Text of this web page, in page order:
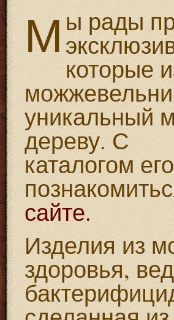
М ы рады
которые
уникальный
дереву. С
каталогом
сайте.
Изделия из
здоровья,